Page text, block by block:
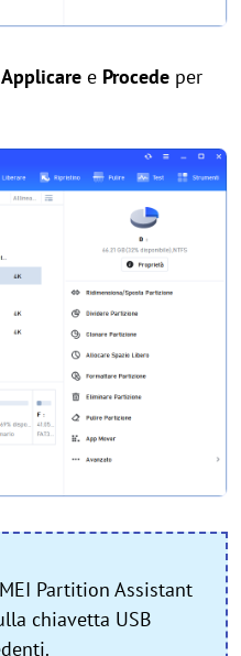
Applicare e Procede per
Partition Assistant
chiavetta USB